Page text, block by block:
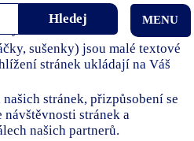
cookies.
sušenky) jsou malé textové
stránek ukládají na Váš
stránek, přizpůsobení se
stránek a
našich partnerů.
MENU